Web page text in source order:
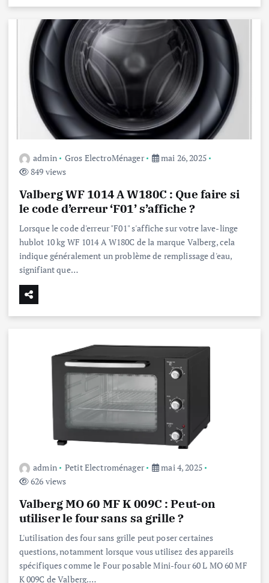
admin Gros ElectroMénager
mai 26, 2025
849 views
Valberg WF 1014 A W180C : Que faire si
le code d’erreur ‘F01’ s’affiche ?
Lorsque le code d'erreur "F01" s'affiche sur votre lave-linge
hublot 10 kg WF 1014 A W180C de la marque Valberg, cela
indique généralement un problème de remplissage d'eau,
signifiant que…
admin Petit Electroménager
mai 4, 2025
626 views
Valberg MO 60 MF K 009C : Peut-on
utiliser le four sans sa grille ?
L'utilisation des four sans grille peut poser certaines
questions, notamment lorsque vous utilisez des appareils
spécifiques comme le Four posable Mini-four 60 L MO 60 MF
K 009C de Valberg.…